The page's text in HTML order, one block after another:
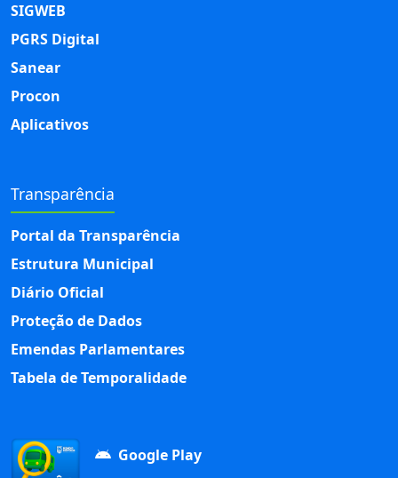
SIGWEB
PGRS Digital
Sanear
Procon
Aplicativos
Transparência
Portal da Transparência
Estrutura Municipal
Diário Oficial
Proteção de Dados
Emendas Parlamentares
Tabela de Temporalidade
Google Play